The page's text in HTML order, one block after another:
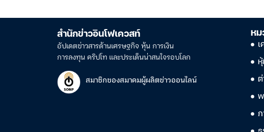
สำนักข่าวอินโฟเควสท์
อัปเดตข่าวสารด้านเศรษฐกิจ หุ้น การเงิน
การลงทุน คริปโท และประเด็นน่าสนใจรอบโลก
สมาชิกของสมาคมผู้ผลิตข่าวออนไลน์
หม
เ
หุ้
ต่
พ
ก